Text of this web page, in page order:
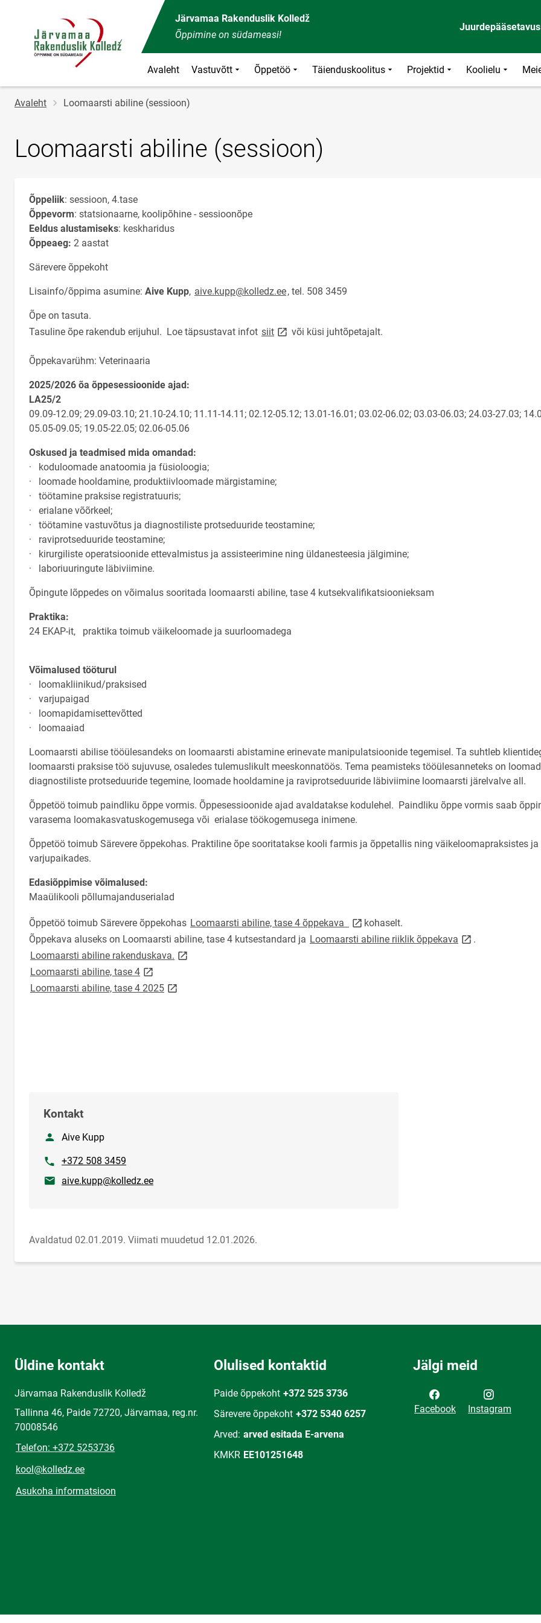
Järvamaa Rakenduslik Kolledž
Õppimine on südameasi!
Juurdepääsetavus
Avaleht Vastuvõtt Õppetöö Täienduskoolitus Projektid Koolielu
Jälglink
Avaleht Loomaarsti abiline (sessioon)
Loomaarsti abiline (sessioon)
Õppeliik: sessioon, 4.tase
Õppevorm: statsionaarne, koolipõhine - sessioonõpe
Eeldus alustamiseks: keskharidus
Õppeaeg: 2 aastat
Särevere õppekoht
Lisainfo/õppima asumine: Aive Kupp, aive.kupp@kolledz.ee, tel. 508 3459
Õpe on tasuta.
Tasuline õpe rakendub erijuhul. Loe täpsustavat infot siitlink opens on new page
või küsi juhtõpetajalt.
Õppekavarühm: Veterinaaria
2025/2026 õa õppesessioonide ajad:
LA25/2
09.09-12.09; 29.09-03.10; 21.10-24.10; 11.11-14.11; 02.12-05.12; 13.01-16.01; 03.02-06.02; 03.03-06.03; 24.03-27.03;
05.05-09.05; 19.05-22.05; 02.06-05.06
Oskused ja teadmised mida omandad:
· koduloomade anatoomia ja füsioloogia;
· loomade hooldamine, produktiivloomade märgistamine;
· töötamine praksise registratuuris;
· erialane võõrkeel;
· töötamine vastuvõtus ja diagnostiliste protseduuride teostamine;
· raviprotseduuride teostamine;
· kirurgiliste operatsioonide ettevalmistus ja assisteerimine ning üldanesteesia jälgimine;
· laboriuuringute läbiviimine.
Õpingute lõppedes on võimalus sooritada loomaarsti abiline, tase 4 kutsekvalifikatsioonieksam
Praktika:
24 EKAP-it, praktika toimub väikeloomade ja suurloomadega
Võimalused tööturul
· loomakliinikud/praksised
· varjupaigad
· loomapidamisettevõtted
· loomaaiad
Loomaarsti abilise tööülesandeks on loomaarsti abistamine erinevate manipulatsioonide tegemisel. Ta suhtleb
loomaarsti praksise töö sujuvuse, osaledes tulemuslikult meeskonnatöös. Tema peamisteks tööülesanneteks on
diagnostiliste protseduuride tegemine, loomade hooldamine ja raviprotseduuride läbiviimine loomaarsti järelvalve all.
Õppetöö toimub paindliku õppe vormis. Õppesessioonide ajad avaldatakse kodulehel. Paindliku õppe vormis saab
varasema loomakasvatuskogemusega või erialase töökogemusega inimene.
Õppetöö toimub Särevere õppekohas. Praktiline õpe sooritatakse kooli farmis ja õppetallis ning väikeloomapraksistes ja
varjupaikades.
Edasiõppimise võimalused:
Maaülikooli põllumajanduserialad
Õppetöö toimub Särevere õppekohas Loomaarsti abiline, tase 4 õppekava link opens on new page
kohaselt.
Õppekava aluseks on Loomaarsti abiline, tase 4 kutsestandard ja Loomaarsti abiline riiklik õppekava link opens on new
.
Loomaarsti abiline rakenduskava. link opens on new page
Loomaarsti abiline, tase 4 link opens on new page
Loomaarsti abiline, tase 4 2025 link opens on new page
Kontakt
NimiAive Kupp
Telefon+372 508 3459
E-postaive.kupp@kolledz.ee
Avaldatud 02.01.2019. Viimati muudetud 12.01.2026.
Üldine kontakt
Järvamaa Rakenduslik Kolledž
Tallinna 46, Paide 72720, Järvamaa, reg.nr.
70008546
Telefon: +372 5253736
kool@kolledz.ee
Asukoha informatsioon
Olulised kontaktid
Paide õppekoht +372 525 3736
Särevere õppekoht +372 5340 6257
Arved: arved esitada E-arvena
KMKR EE101251648
Jälgi meid
Facebook Instagram